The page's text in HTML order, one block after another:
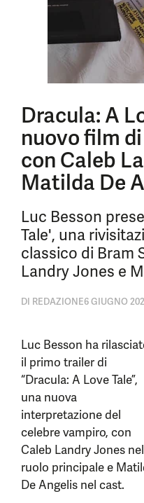
Dracula: A
nuovo film
con Caleb
Matilda De
Luc Besson
Tale', una
classico di Bram
Landry Jones e
DI REDAZIONE6 GIUGNO
Luc Besson ha
il primo trailer di
“Dracula: A Love Tale”,
una nuova
interpretazione del
celebre vampiro, con
Caleb Landry Jones nel
ruolo principale e
De Angelis nel cast.